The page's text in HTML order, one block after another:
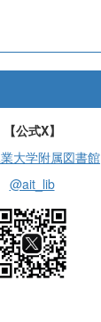
【公式X】
大学附属図書館
@ait_lib